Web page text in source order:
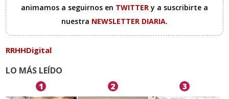
animamos a seguirnos en TWITTERy a suscribirte a
nuestra NEWSLETTER DIARIA.
RRHHDigital
LO MÁS LEÍDO
1 2 3